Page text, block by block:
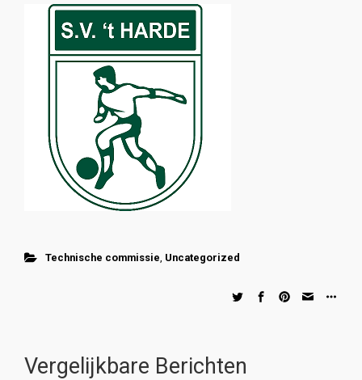
Technische commissie Uncategorized
Vergelijkbare Berichten